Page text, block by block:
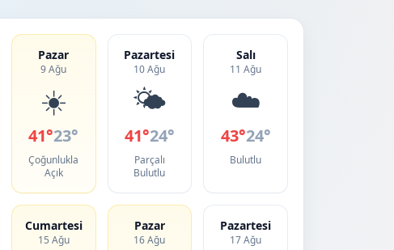
Pazar
9 Ağu
☀️
41°23°
Çoğunlukla
Açık
Pazartesi
10 Ağu
🌤️
41°24°
Parçalı
Bulutlu
Salı
11 Ağu
☁️
43°24°
Bulutlu
Cumartesi
15 Ağu
Pazar
16 Ağu
Pazartesi
17 Ağu